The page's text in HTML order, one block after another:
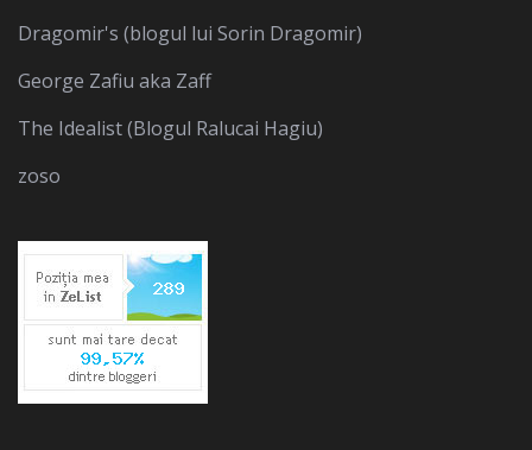
Dragomir's (blogul lui Sorin Dragomir)
George Zafiu aka Zaff
The Idealist (Blogul Ralucai Hagiu)
zoso